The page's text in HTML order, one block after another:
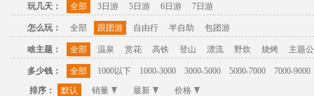
玩几天： 全部 3日游 5日游 6日游 7日游
怎么玩： 全部 跟团游 自由行 半自助 包团游
啥主题： 全部 温泉 赏花 高铁 登山 漂流 野炊 烧烤 主题
多少钱： 全部 1000以下 1000-3000 3000-5000 5000-7000
7000-9000
排序：
默认 销量 最新 价格